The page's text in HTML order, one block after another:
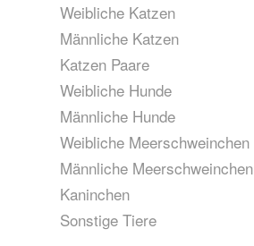
Weibliche Katzen
Männliche Katzen
Katzen Paare
Weibliche Hunde
Männliche Hunde
Weibliche Meerschweinchen
Männliche Meerschweinchen
Kaninchen
Sonstige Tiere